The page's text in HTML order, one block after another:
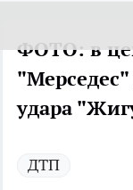
ФОТО: в
удара
ДТП